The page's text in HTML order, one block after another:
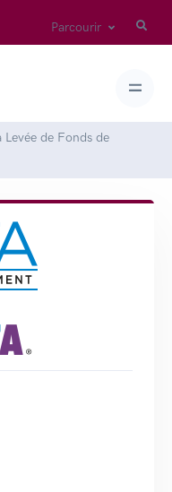
Parcourir
de Fonds de